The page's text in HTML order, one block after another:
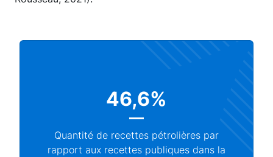
46,6%
Quantité de recettes pétrolières par
rapport aux recettes publiques dans la